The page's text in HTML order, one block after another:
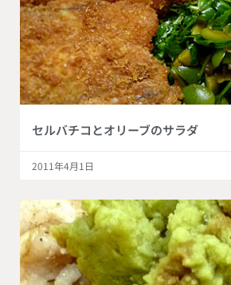
セルバチコとオリーブのサラダ
2011年4月1日